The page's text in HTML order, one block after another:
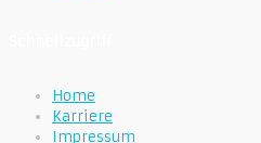
Home
Karriere
Impressum